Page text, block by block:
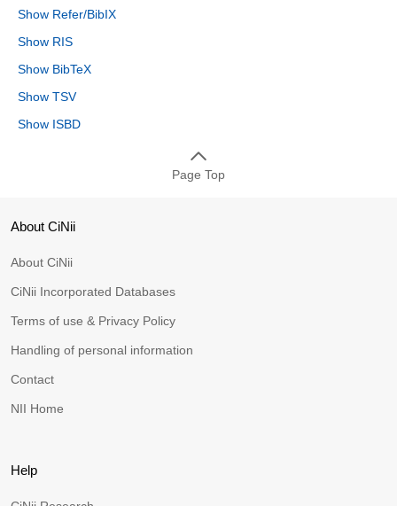
Show Refer/BibIX
Show RIS
Show BibTeX
Show TSV
Show ISBD
Page Top
About CiNii
About CiNii
CiNii Incorporated Databases
Terms of use & Privacy Policy
Handling of personal information
Contact
NII Home
Help